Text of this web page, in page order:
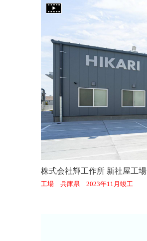
株式会社輝工作所 新社屋工場
工場 兵庫県 2023年11月竣工